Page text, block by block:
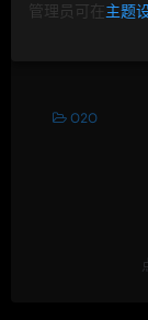
©
版权声明
O2O
管理员可在主题